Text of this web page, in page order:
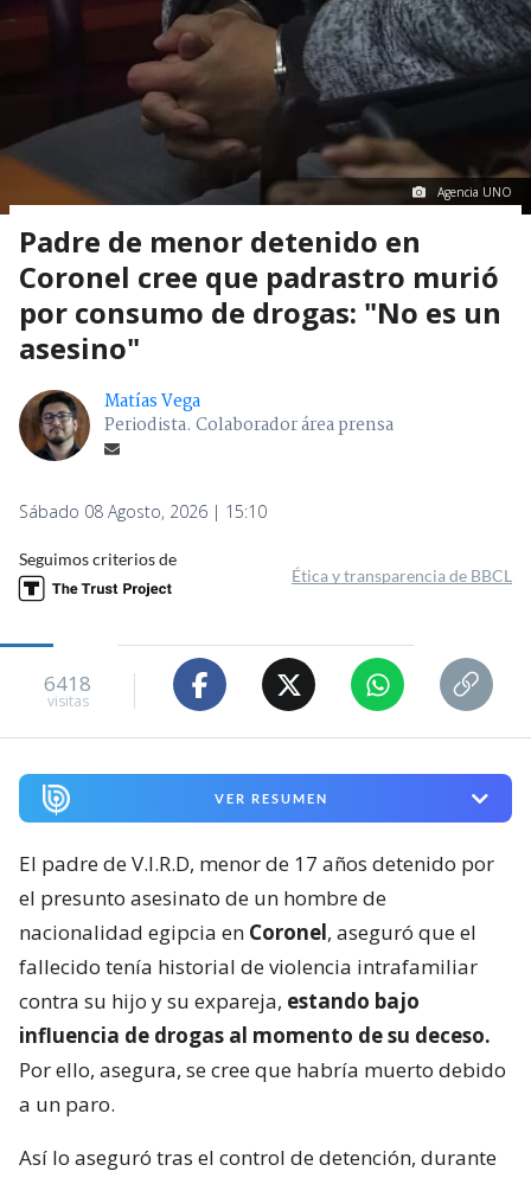
Agencia UNO
Padre de menor detenido en
Coronel cree que padrastro murió
por consumo de drogas: "No es un
asesino"
Matías Vega
Periodista. Colaborador área prensa
Sábado 08 Agosto, 2026 | 15:10
Seguimos criterios de
Ética y transparencia de BBCL
6418
visitas
VER RESUMEN
El padre de V.I.R.D, menor de 17 años detenido por
el presunto asesinato de un hombre de
nacionalidad egipcia en Coronel, aseguró que el
fallecido tenía historial de violencia intrafamiliar
contra su hijo y su expareja, estando bajo
influencia de drogas al momento de su deceso.
Por ello, asegura, se cree que habría muerto debido
a un paro.
Así lo aseguró tras el control de detención, durante